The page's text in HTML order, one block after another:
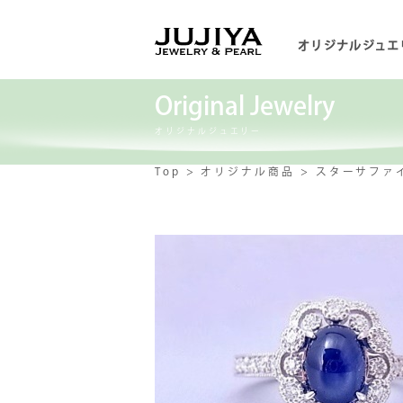
オリジナルジュエ
Original Jewelry
オリジナルジュエリー
Top オリジナル商品 スターサファ